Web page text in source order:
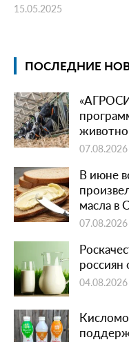
15.05.2025
ПОСЛЕДНИЕ
07.08.2026
В июне
масла в
07.08.2026
россиян
04.08.2026